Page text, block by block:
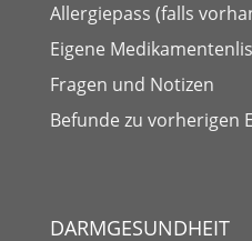
Allergiepass (falls
Eigene
Fragen und Notizen
Befunde zu vorherigen
DARMGESUNDHEIT